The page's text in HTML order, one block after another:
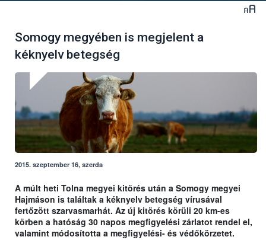
Somogy megyében is megjelent a
kéknyelv betegség
2015. szeptember 16, szerda
A múlt heti Tolna megyei kitörés után a Somogy megyei
Hajmáson is találtak a kéknyelv betegség vírusával
fertőzött szarvasmarhát. Az új kitörés körüli 20 km-es
körben a hatóság 30 napos megfigyelési zárlatot rendel el,
valamint módosította a megfigyelési- és védőkörzetet.